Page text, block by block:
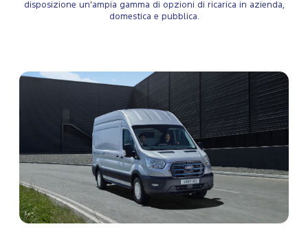
disposizione un'ampia gamma di opzioni di ricarica in azienda,
domestica e pubblica.